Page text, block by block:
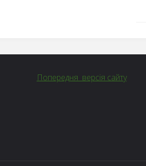
Попередня версія сайту